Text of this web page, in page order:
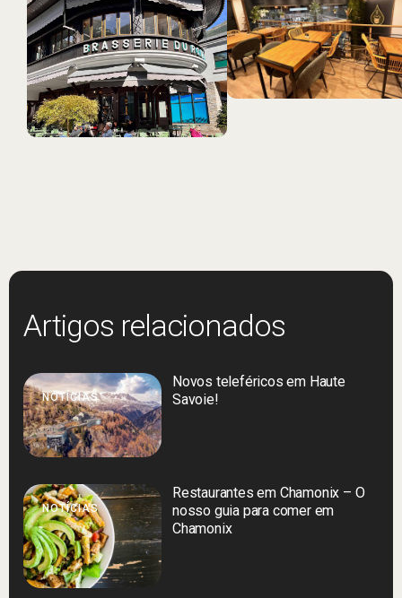
Artigos relacionados
NOTÍCIAS
Novos teleféricos em Haute
Savoie!
NOTÍCIAS
Restaurantes em Chamonix – O
nosso guia para comer em
Chamonix